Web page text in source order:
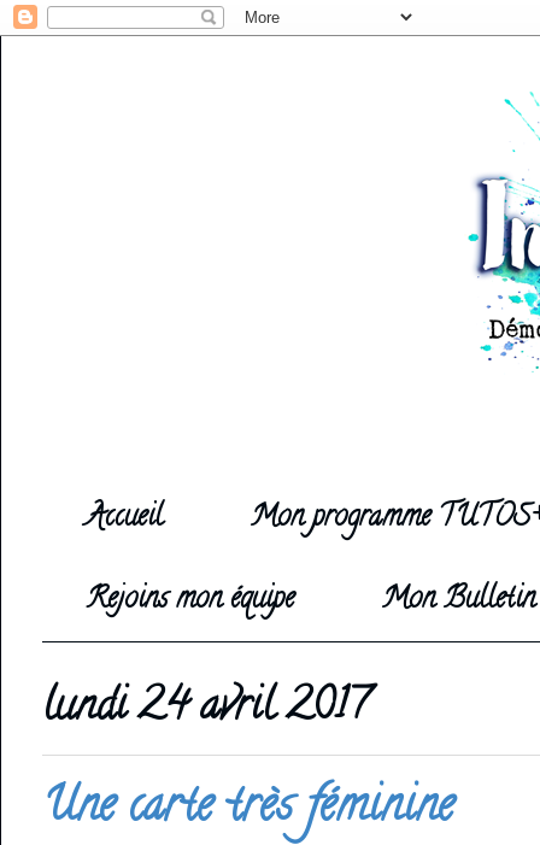
Accueil
Mon programme
Rejoins mon équipe
Mon
lundi 24 avril 2017
Une carte très féminine